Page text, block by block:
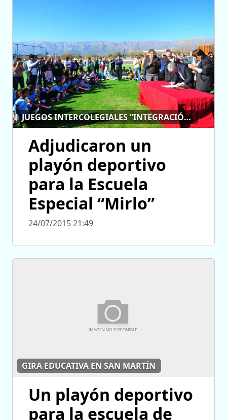
JUEGOS INTERCOLEGIALES “INTEGRACIÓN Y AMISTAD”
Adjudicaron un
playón deportivo
para la Escuela
Especial “Mirlo”
24/07/2015 21:49
GIRA EDUCATIVA EN SAN MARTÍN
Un playón deportivo
para la escuela de